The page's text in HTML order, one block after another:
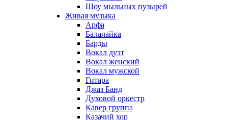
Шоу мыльных пузырей
Живая музыка
Арфа
Балалайка
Барды
Вокал дуэт
Вокал женский
Вокал мужской
Гитара
Джаз Банд
Духовой оркестр
Кавер группа
Казачий хор